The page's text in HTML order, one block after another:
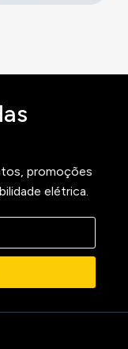
promoções
elétrica.